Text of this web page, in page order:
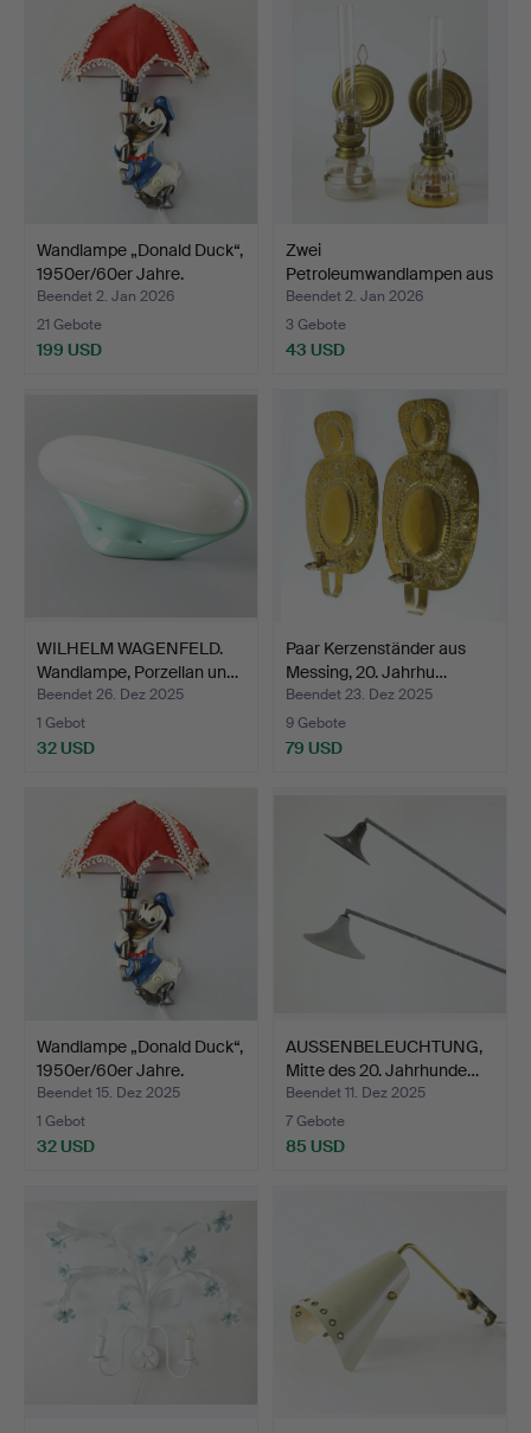
Wandlampe „Donald Duck“,
1950er/60er Jahre.
Beendet 2. Jan 2026
21 Gebote
199 USD
Zwei
Petroleumwandlampen aus
dem 18./20. J…
Beendet 2. Jan 2026
3 Gebote
43 USD
WILHELM WAGENFELD.
Wandlampe, Porzellan un…
Beendet 26. Dez 2025
1 Gebot
32 USD
Paar Kerzenständer aus
Messing, 20. Jahrhu…
Beendet 23. Dez 2025
9 Gebote
79 USD
Wandlampe „Donald Duck“,
1950er/60er Jahre.
Beendet 15. Dez 2025
1 Gebot
32 USD
AUSSENBELEUCHTUNG,
Mitte des 20. Jahrhunde…
Beendet 11. Dez 2025
7 Gebote
85 USD